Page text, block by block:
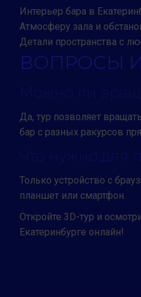
Интерьер бара в
Атмосферу зала и
Детали пространства с
ВОПРОСЫ
Можно ли
Да, тур позволяет
бар с разных ракурсов
Что нужно для
Только устройство с
планшет или смартфон.
Откройте 3D-тур и
Екатеринбурге онлайн!